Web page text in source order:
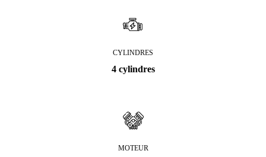
CYLINDRES
4 cylindres
MOTEUR